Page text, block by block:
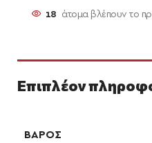
18 άτομα βλέπουν το
Επιπλέον
ΒΆΡΟΣ